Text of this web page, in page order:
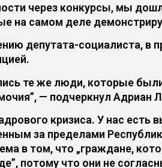
через конкурсы, мы
на самом деле
депутата-социалиста, в
те же люди, которые
— подчеркнул Адриан
кризиса. У нас
за пределами
в том, что „граждане,
потому что они не